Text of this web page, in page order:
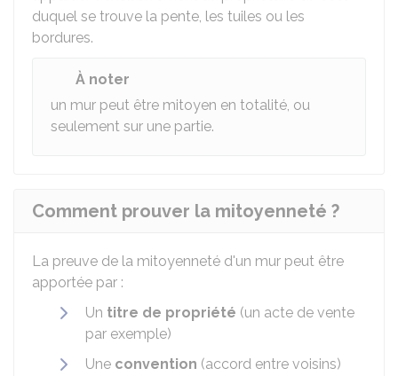
duquel se trouve la pente, les tuiles ou les
bordures.
À noter
un mur peut être mitoyen en totalité, ou
seulement sur une partie.
Comment prouver la mitoyenneté ?
La preuve de la mitoyenneté d'un mur peut être
apportée par :
Un titre de propriété (un acte de vente
par exemple)
Une convention (accord entre voisins)